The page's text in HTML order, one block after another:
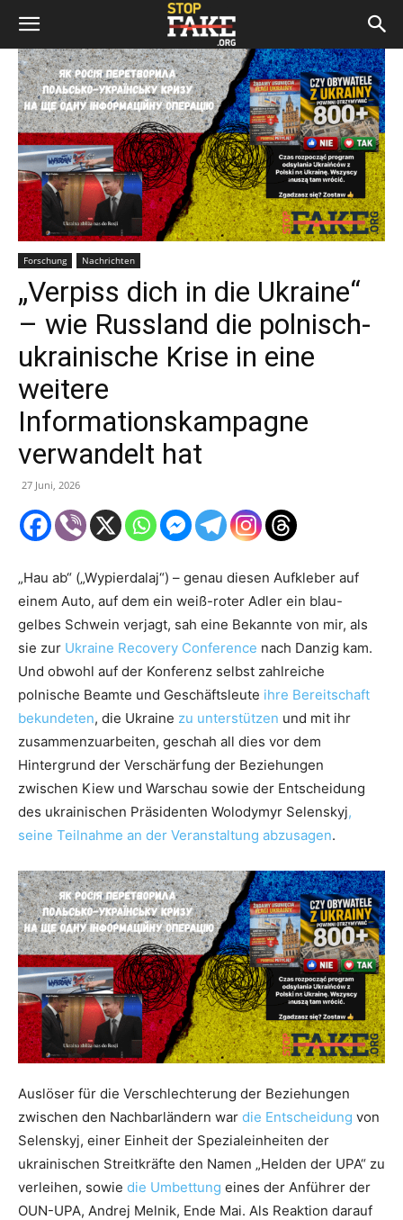
Forschung Nachrichten
„Verpiss dich in die Ukraine“
– wie Russland die polnisch-
ukrainische Krise in eine
weitere
Informationskampagne
verwandelt hat
27 Juni, 2026
„Hau ab“ („Wypierdalaj“) – genau diesen Aufkleber auf
einem Auto, auf dem ein weiß-roter Adler ein blau-
gelbes Schwein verjagt, sah eine Bekannte von mir, als
sie zur Ukraine Recovery Conference nach Danzig kam.
Und obwohl auf der Konferenz selbst zahlreiche
polnische Beamte und Geschäftsleute ihre Bereitschaft
bekundeten, die Ukraine zu unterstützen und mit ihr
zusammenzuarbeiten, geschah all dies vor dem
Hintergrund der Verschärfung der Beziehungen
zwischen Kiew und Warschau sowie der Entscheidung
des ukrainischen Präsidenten Wolodymyr Selenskyj,
seine Teilnahme an der Veranstaltung abzusagen.
Auslöser für die Verschlechterung der Beziehungen
zwischen den Nachbarländern war die Entscheidung von
Selenskyj, einer Einheit der Spezialeinheiten der
ukrainischen Streitkräfte den Namen „Helden der UPA“ zu
verleihen, sowie die Umbettung eines der Anführer der
OUN-UPA, Andrej Melnik, Ende Mai. Als Reaktion darauf